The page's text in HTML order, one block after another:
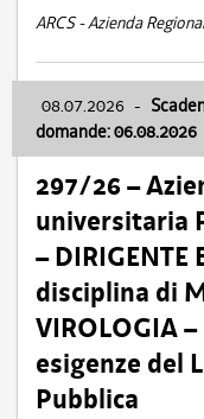
ARCS - Azienda
08.07.2026 -
domande: 06.08.2026
297/26 –
universitaria
–
disciplina di
VIROLOGIA
esigenze del
Pubblica